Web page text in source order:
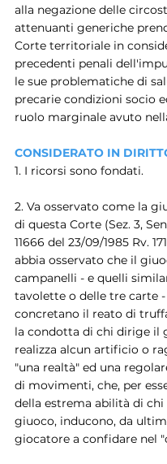
alla negazione delle
attenuanti generiche
Corte territoriale in
precedenti penali
le sue problematiche di
precarie condizioni socio
ruolo marginale avuto
CONSIDERATO IN
1. I ricorsi sono fondati.
2. Va osservato come la
di questa Corte (Sez. 3,
11666 del 23/09/1985 Rv.
abbia osservato che il
campanelli - e quelli
tavolette o delle tre carte
concretano il reato di
la condotta di chi dirige il
realizza alcun artificio o
"una realtà" ed una
di movimenti, che, per
della estrema abilità di
giuoco, inducono, da
giocatore a confidare nel